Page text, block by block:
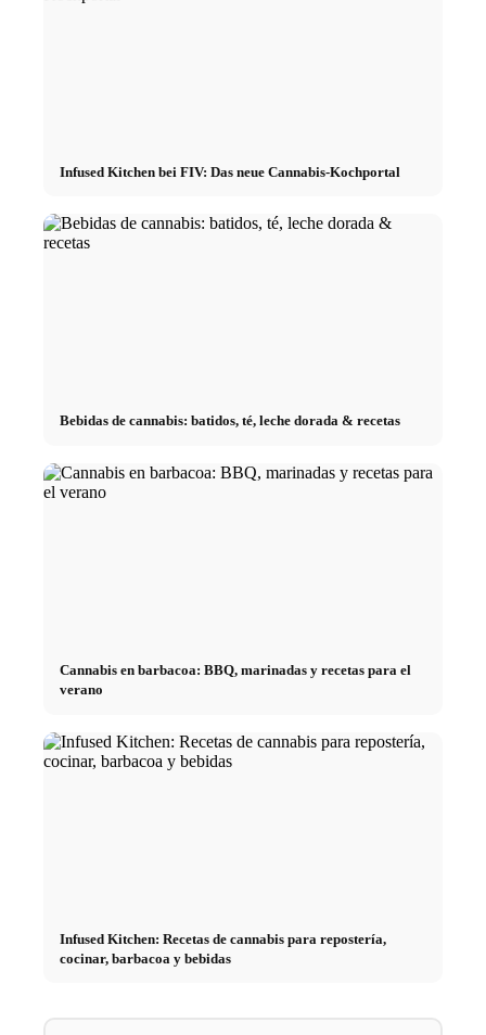
Infused Kitchen bei FIV: Das neue Cannabis-Kochportal
Bebidas de cannabis: batidos, té, leche dorada & recetas
Cannabis en barbacoa: BBQ, marinadas y recetas para el
verano
Infused Kitchen: Recetas de cannabis para repostería,
cocinar, barbacoa y bebidas